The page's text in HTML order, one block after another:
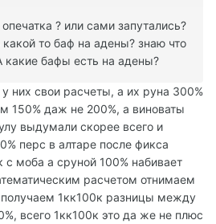
? или сами запутались?
то баф на адены? знаю что
какие бафы есть на адены?
них свои расчеты, а их руна 300%
150% даж не 200%, а виноваты
выдумали скорее всего и
перс в алтаре после фикса
моба а сруной 100% набивает
расчетом отнимаем
1кк100к разницы между
всего 1кк100к это да же не плюс